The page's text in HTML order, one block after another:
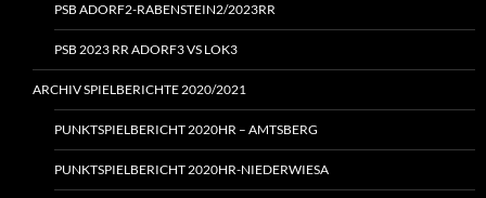
PSB ADORF2-RABENSTEIN2/2023RR
PSB 2023 RR ADORF3 VS LOK3
ARCHIV SPIELBERICHTE 2020/2021
PUNKTSPIELBERICHT 2020HR – AMTSBERG
PUNKTSPIELBERICHT 2020HR-NIEDERWIESA